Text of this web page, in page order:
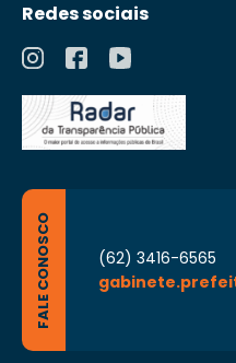
Redes sociais
FALE CONOSCO
(62) 3416-6565